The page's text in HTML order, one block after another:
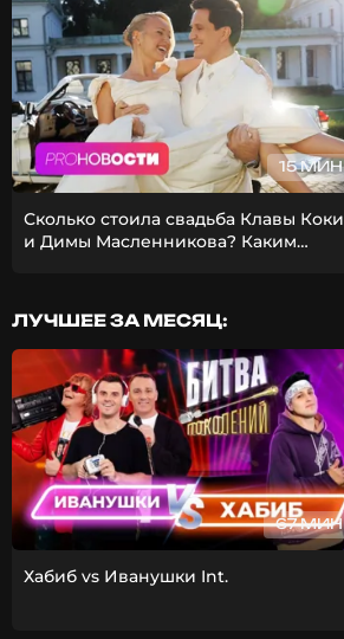
15 МИН
Сколько стоила свадьба Клавы Коки
и Димы Масленникова? Каким
ЛУЧШЕЕ ЗА МЕСЯЦ:
67 МИН
Хабиб vs Иванушки Int.